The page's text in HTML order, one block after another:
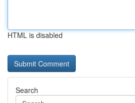
HTML is disabled
Search